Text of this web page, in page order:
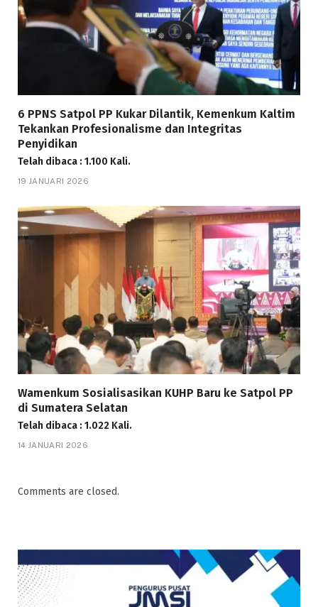
6 PPNS Satpol PP Kukar Dilantik, Kemenkum Kaltim
Tekankan Profesionalisme dan Integritas
Penyidikan
Telah dibaca : 1.100 Kali.
19 JANUARI 2026
Wamenkum Sosialisasikan KUHP Baru ke Satpol PP
di Sumatera Selatan
Telah dibaca : 1.022 Kali.
14 JANUARI 2026
Comments are closed.